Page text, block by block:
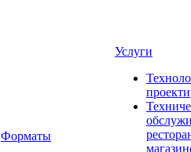
Форматы
Услуги